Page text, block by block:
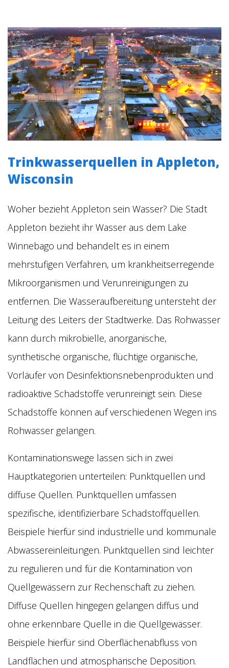
Trinkwasserquellen in Appleton,
Wisconsin
Woher bezieht Appleton sein Wasser? Die Stadt
Appleton bezieht ihr Wasser aus dem Lake
Winnebago und behandelt es in einem
mehrstufigen Verfahren, um krankheitserregende
Mikroorganismen und Verunreinigungen zu
entfernen. Die Wasseraufbereitung untersteht der
Leitung des Leiters der Stadtwerke. Das Rohwasser
kann durch mikrobielle, anorganische,
synthetische organische, flüchtige organische,
Vorläufer von Desinfektionsnebenprodukten und
radioaktive Schadstoffe verunreinigt sein. Diese
Schadstoffe können auf verschiedenen Wegen ins
Rohwasser gelangen.
Kontaminationswege lassen sich in zwei
Hauptkategorien unterteilen: Punktquellen und
diffuse Quellen. Punktquellen umfassen
spezifische, identifizierbare Schadstoffquellen.
Beispiele hierfür sind industrielle und kommunale
Abwassereinleitungen. Punktquellen sind leichter
zu regulieren und für die Kontamination von
Quellgewässern zur Rechenschaft zu ziehen.
Diffuse Quellen hingegen gelangen diffus und
ohne erkennbare Quelle in die Quellgewässer.
Beispiele hierfür sind Oberflächenabfluss von
Landflächen und atmosphärische Deposition.